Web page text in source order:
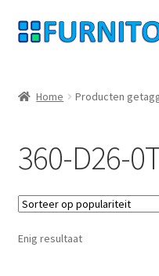
Ga
door
navigatie
Ga
naar
inhoud
Gegevensbescherming
Herroepingsrecht
Neem contact op met
Home Producten
360-D26-
Enig resultaat